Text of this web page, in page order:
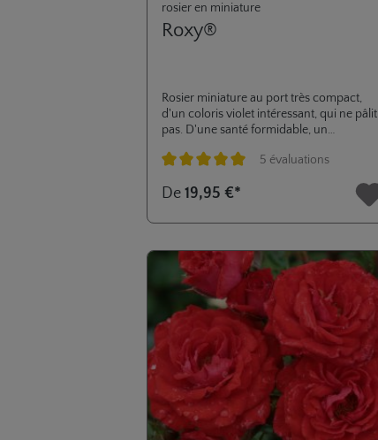
rosier en miniature
Roxy®
Rosier miniature au port très compact,
d'un coloris violet intéressant, qui ne pâlit
pas. D'une santé formidable, un
ou terrasse. ADR 2008.5 évaluations
De 19,95 €*